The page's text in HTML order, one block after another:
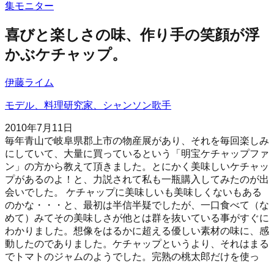
集モニター
喜びと楽しさの味、作り手の笑顔が浮
かぶケチャップ。
伊藤ライム
モデル、料理研究家、シャンソン歌手
2010年7月11日
毎年青山で岐阜県郡上市の物産展があり、それを毎回楽しみ
にしていて、大量に買っているという「明宝ケチャップファ
ン」の方から教えて頂きました。とにかく美味しいケチャッ
プがあるのよ！と、力説されて私も一瓶購入してみたのが出
会いでした。 ケチャップに美味しいも美味しくないもある
のかな・・・と、最初は半信半疑でしたが、一口食べて（な
めて）みてその美味しさが他とは群を抜いている事がすぐに
わかりました。想像をはるかに超える優しい素材の味に、感
動したのでありました。ケチャップというより、それはまる
でトマトのジャムのようでした。完熟の桃太郎だけを使っ